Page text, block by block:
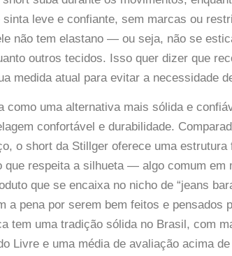
leve e confiante, sem marcas ou
não tem elastano — ou seja, não se
outros tecidos. Isso quer dizer que
medida atual para evitar a necessidade
como uma alternativa mais sólida e
confortável e durabilidade.
o short da Stillger oferece uma
que respeita a silhueta — algo comum em
que se encaixa no nicho de “jeans
a pena por serem bem feitos e pensados
tem uma tradição sólida no Brasil, com
Livre e uma média de avaliação acima